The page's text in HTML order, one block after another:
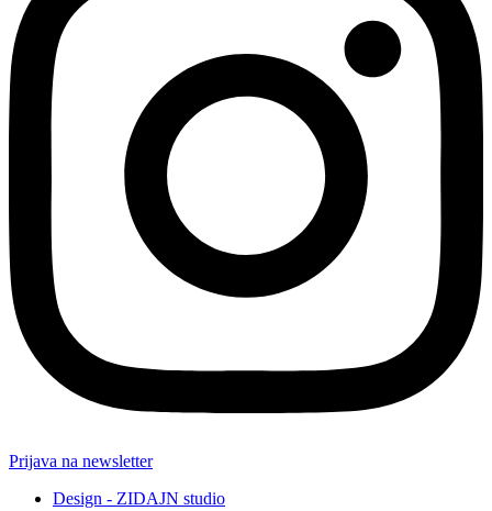
Prijava na newsletter
Design - ZIDAJN studio